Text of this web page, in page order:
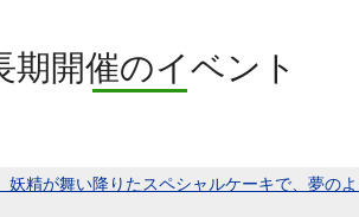
期開催のイベント
精が舞い降りたスペシャルケーキで、夢の